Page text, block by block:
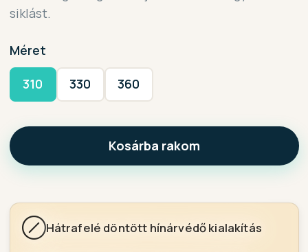
siklást.
Méret
310 330 360
Kosárba rakom
Hátrafelé döntött hínárvédő kialakítás